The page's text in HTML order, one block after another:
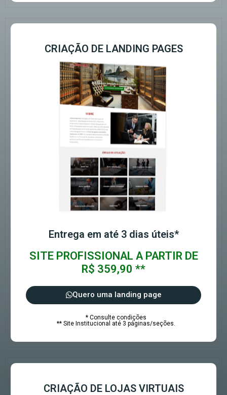
CRIAÇÃO DE LANDING PAGES
Entrega em até 3 dias úteis*
SITE PROFISSIONAL A PARTIR DE
R$ 359,90 **
Quero uma landing page
* Consulte condições
** Site Institucional até 3 páginas/seções.
CRIAÇÃO DE LOJAS VIRTUAIS